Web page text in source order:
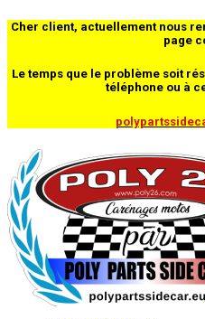
Cher client, actuellement nous
page
Le temps que le problème soit
téléphone ou à